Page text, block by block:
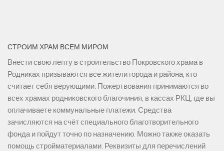
СТРОИМ ХРАМ ВСЕМ МИРОМ
Внести свою лепту в строительство Покровского храма в
Родниках призываются все жители города и района, кто
считает себя верующими. Пожертвования принимаются во
всех храмах родниковского благочиния, в кассах РКЦ, где вы
оплачиваете коммунальные платежи. Средства
зачисляются на счёт специального благотворительного
фонда и пойдут точно по назначению. Можно также оказать
помощь стройматериалами. Реквизиты для перечислений